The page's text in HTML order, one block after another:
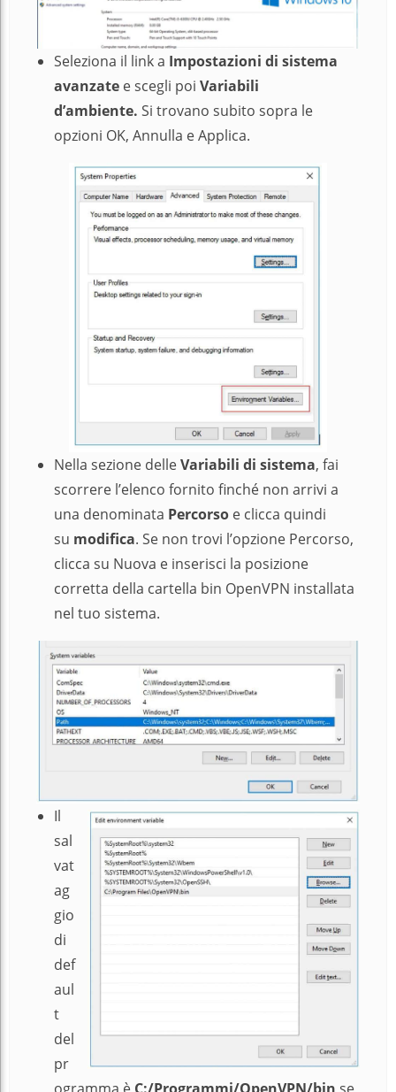
Seleziona il link a Impostazioni di sistema
avanzate e scegli poi Variabili
d’ambiente. Si trovano subito sopra le
opzioni OK, Annulla e Applica.
Nella sezione delleVariabili di sistema, fai
scorrere l’elenco fornito finché non arrivi a
una denominata Percorso e clicca quindi
su modifica. Se non trovi l’opzione Percorso,
clicca su Nuova e inserisci la posizione
corretta della cartella bin OpenVPN installata
nel tuo sistema.
Il
sal
vat
ag
gio
di
def
aul
t
del
pr